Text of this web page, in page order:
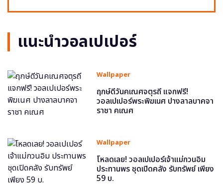
แนะนำวอลเปเปอร์
Wallpaper
ฤกษ์ดีวันคเณศจตุรถี แจกฟรี!
วอลเปเปอร์พระพิฆเนศ ปางลาลบาคจา
ราชา คเณศ
Wallpaper
โหลดเลย! วอลเปเปอร์เจ้าแม่กวนอิม
ประทานพร ชุดเปิดคลัง รับทรัพย์ เพียง
59 บ.